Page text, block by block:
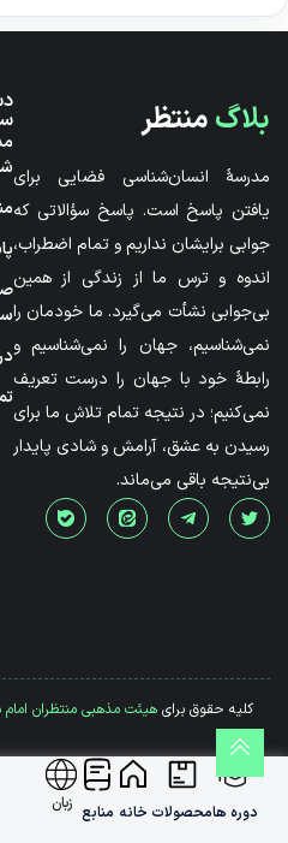
بلاگمنتظر
مدرسۀ انسان‌شناسی فضایی برای
یافتن پاسخ است. پاسخ سؤالاتی که
جوابی برایشان نداریم و تمام اضطراب،
اندوه و ترس ما از زندگی از همین
بی‌جوابی نشأت می‌گیرد. ما خودمان را
نمی‌شناسیم، جهان را نمی‌شناسیم و
رابطۀ خود با جهان را درست تعریف
نمی‌کنیم؛ در نتیجه تمام تلاش ما برای
رسیدن به عشق، آرامش و شادی پایدار
بی‌نتیجه باقی می‌ماند.
کلیه حقوق برایهیئت مذهبی منتظران
دوره هامحصولات خانه منابع زبان